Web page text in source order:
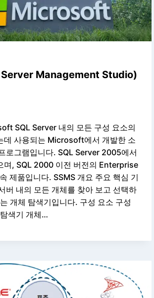
Server Management Studio)
SQL Server 내의 모든 구성 요소의
데 사용되는 Microsoft에서 개발한 소
로그램입니다. SQL Server 2005에서
며, SQL 2000 이전 버전의 Enterprise
제품입니다. SSMS 개요 주요 핵심 기
버 내의 모든 개체를 찾아 보고 선택하
개체 탐색기입니다. 구성 요소 구성
색기 개체…